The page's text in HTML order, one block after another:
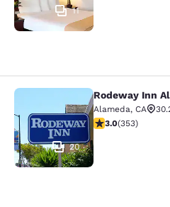
11
Rodeway Inn
20
Rodeway Inn
Alameda, CA
classificação 2.97
3.0(353)